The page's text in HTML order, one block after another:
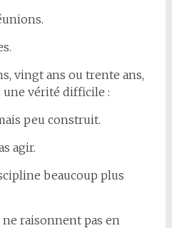
vingt ans ou trente ans,
vérité difficile :
peu construit.
agir.
beaucoup plus
raisonnent pas en